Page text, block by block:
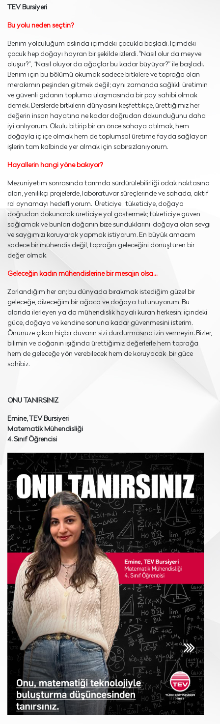
TEV Bursiyeri
Bu yolu neden seçtin?
Benim yolculuğum aslında içimdeki çocukla başladı. İçimdeki
çocuk hep doğayı hayran bir şekilde izlerdi. "Nasıl olur da meyve
oluşur?”, “Nasıl oluyor da ağaçlar bu kadar büyüyor?” ile başladı.
Benim için bu bölümü okumak sadece bitkilere ve toprağa olan
merakımın peşinden gitmek değil; aynı zamanda sağlıklı üretimin
ve güvenli gıdanın topluma ulaşmasında bir pay sahibi olmak
demek. Derslerde bitkilerin dünyasını keşfettikçe, ürettiğimiz her
değerin insan hayatına ne kadar doğrudan dokunduğunu daha
iyi anlıyorum. Okulu bitirip bir an önce sahaya atılmak, hem
doğayla iç içe olmak hem de toplumsal üretime fayda sağlayan
işlerin tam kalbinde yer almak için sabırsızlanıyorum.
Hayallerin hangi yöne bakıyor?
Mezuniyetim sonrasında tarımda sürdürülebilirliği odak noktasına
alan, yenilikçi projelerde, laboratuvar süreçlerinde ve sahada, aktif
rol oynamayı hedefliyorum. Üreticiye, tüketiciye, doğaya
doğrudan dokunarak üreticiye yol göstermek; tüketiciye güven
sağlamak ve bunları doğanın bize sunduklarını, doğaya olan sevgi
ve saygımızı koruyarak yapmak istiyorum. En büyük amacım
sadece bir mühendis değil, toprağın geleceğini dönüştüren bir
değer olmak.
Geleceğin kadın mühendislerine bir mesajın olsa…
Zorlandığım her an; bu dünyada bırakmak istediğim güzel bir
geleceğe, dikeceğim bir ağaca ve doğaya tutunuyorum. Bu
alanda ilerleyen ya da mühendislik hayali kuran herkesin; içindeki
güce, doğaya ve kendine sonuna kadar güvenmesini isterim.
Önünüze çıkan hiçbir duvarın sizi durdurmasına izin vermeyin. Bizler,
bilimin ve doğanın ışığında ürettiğimiz değerlerle hem toprağa
hem de geleceğe yön verebilecek hem de koruyacak bir güce
sahibiz.
ONU TANIRSINIZ
Emine, TEV Bursiyeri
Matematik Mühendisliği
4. Sınıf Öğrencisi